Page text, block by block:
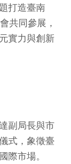
打造臺南
共同參展，
實力與創新
副局長與市
式，象徵臺
際市場。